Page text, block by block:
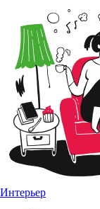
Интерьер